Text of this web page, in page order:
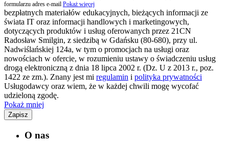
formularzu adres e-mail Pokaż więcej
bezpłatnych materiałów edukacyjnych, bieżących informacji ze
świata IT oraz informacji handlowych i marketingowych,
dotyczących produktów i usług oferowanych przez 21CN
Radosław Smilgin, z siedzibą w Gdańsku (80-680), przy ul.
Nadwiślańskiej 124a, w tym o promocjach na usługi oraz
nowościach w ofercie, w rozumieniu ustawy o świadczeniu usług
drogą elektroniczną z dnia 18 lipca 2002 r. (Dz. U z 2013 r., poz.
1422 ze zm.). Znany jest mi regulamin i polityka prywatności
Usługodawcy oraz wiem, że w każdej chwili mogę wycofać
udzieloną zgodę.
Pokaż mniej
Zapisz
O nas